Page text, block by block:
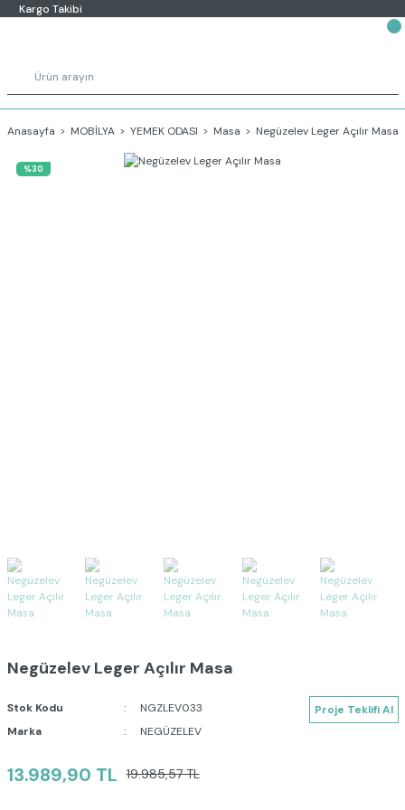
Kargo Takibi
Anasayfa MOBİLYA YEMEK ODASI Masa Negüzelev Leger Açılır Masa
%30
Negüzelev Leger Açılır Masa
Stok Kodu
NGZLEV033
Marka
NEGÜZELEV
Proje Teklifi Al
13.989,90 TL 19.985,57 TL